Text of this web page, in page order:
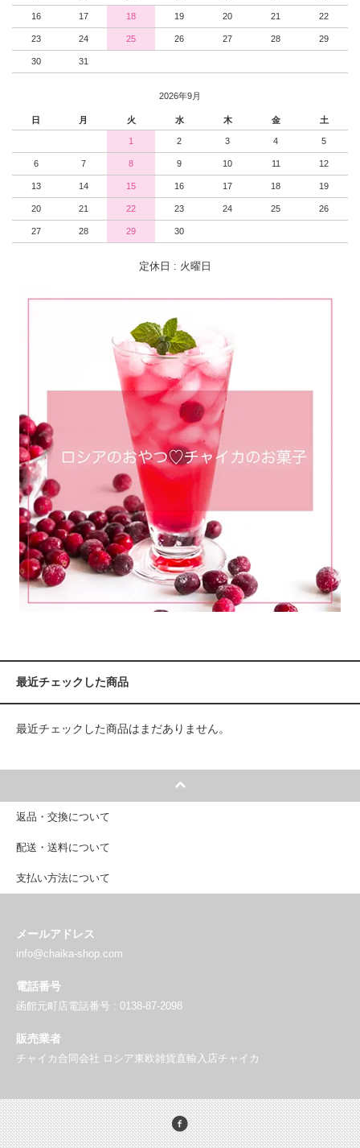
16 17 18 19 20 21 22
23 24 25 26 27 28 29
30 31
2026年9月
日 月 火 水 木 金 土
1 2 3 4 5
6 7 8 9 10 11 12
13 14 15 16 17 18 19
20 21 22 23 24 25 26
27 28 29 30
定休日 : 火曜日
最近チェックした商品
最近チェックした商品はまだありません。
返品・交換について
配送・送料について
支払い方法について
メールアドレス
info@chaika-shop.com
電話番号
函館元町店電話番号 : 0138-87-2098
販売業者
チャイカ合同会社 ロシア東欧雑貨直輸入店チャイカ